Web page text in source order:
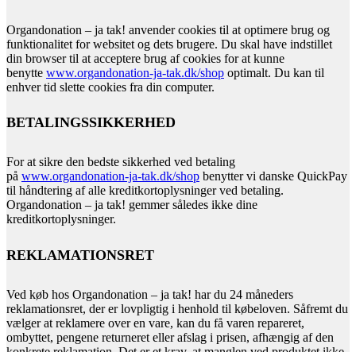
Organdonation – ja tak! anvender cookies til at optimere brug og
funktionalitet for websitet og dets brugere. Du skal have indstillet
din browser til at acceptere brug af cookies for at kunne
benytte www.organdonation-ja-tak.dk/shop optimalt. Du kan til
enhver tid slette cookies fra din computer.
BETALINGSSIKKERHED
For at sikre den bedste sikkerhed ved betaling
på www.organdonation-ja-tak.dk/shop benytter vi danske QuickPay
til håndtering af alle kreditkortoplysninger ved betaling.
Organdonation – ja tak! gemmer således ikke dine
kreditkortoplysninger.
REKLAMATIONSRET
Ved køb hos Organdonation – ja tak! har du 24 måneders
reklamationsret, der er lovpligtig i henhold til købeloven. Såfremt du
vælger at reklamere over en vare, kan du få varen repareret,
ombyttet, pengene returneret eller afslag i prisen, afhængig af den